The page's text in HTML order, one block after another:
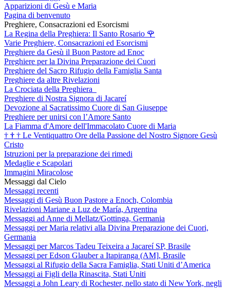
Apparizioni di Gesù e Maria
Pagina di benvenuto
Preghiere, Consacrazioni ed Esorcismi
La Regina della Preghiera: Il Santo Rosario 🌹
Varie Preghiere, Consacrazioni ed Esorcismi
Preghiere da Gesù il Buon Pastore ad Enoc
Preghiere per la Divina Preparazione dei Cuori
Preghiere del Sacro Rifugio della Famiglia Santa
Preghiere da altre Rivelazioni
La Crociata della Preghiera
Preghiere di Nostra Signora di Jacareí
Devozione al Sacratissimo Cuore di San Giuseppe
Preghiere per unirsi con l’Amore Santo
La Fiamma d'Amore dell'Immacolato Cuore di Maria
† † † Le Ventiquattro Ore della Passione del Nostro Signore Gesù
Cristo
Istruzioni per la preparazione dei rimedi
Medaglie e Scapolari
Immagini Miracolose
Messaggi dal Cielo
Messaggi recenti
Messaggi di Gesù Buon Pastore a Enoch, Colombia
Rivelazioni Mariane a Luz de María, Argentina
Messaggi ad Anne di Mellatz/Gottinga, Germania
Messaggi per Maria relativi alla Divina Preparazione dei Cuori,
Germania
Messaggi per Marcos Tadeu Teixeira a Jacareí SP, Brasile
Messaggi per Edson Glauber a Itapiranga (AM], Brasile
Messaggi al Rifugio della Sacra Famiglia, Stati Uniti d’America
Messaggi ai Figli della Rinascita, Stati Uniti
Messaggi a John Leary di Rochester, nello stato di New York, negli